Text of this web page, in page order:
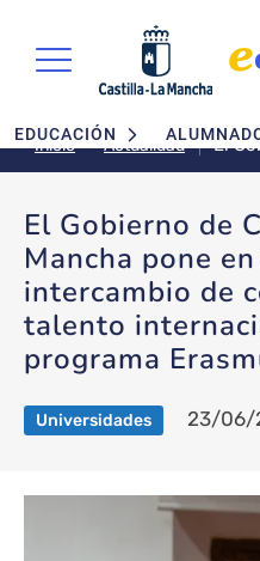
Navegación
EDUCACIÓN
Inicio Actualidad
El
El Gobierno de
Mancha pone
intercambio de
talento
programa
Universidades 23/06/